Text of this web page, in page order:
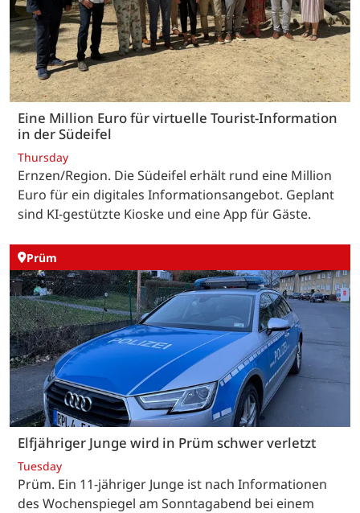
Eine Million Euro für virtuelle Tourist-Information
in der Südeifel
Thursday
Ernzen/Region. Die Südeifel erhält rund eine Million
Euro für ein digitales Informationsangebot. Geplant
sind KI-gestützte Kioske und eine App für Gäste.
Prüm
Elfjähriger Junge wird in Prüm schwer verletzt
Tuesday
Prüm. Ein 11-jähriger Junge ist nach Informationen
des Wochenspiegel am Sonntagabend bei einem